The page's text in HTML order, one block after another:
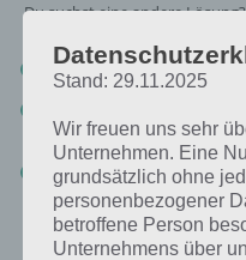
Du suchst eine andere Lösung?
Tägliches BONUS Rätsel:
18.8.2019, als Lösung
Zur Übersicht:4 Bilder 1
2020!
Stand: 29.11.2025
Wir freuen uns sehr
Unternehmen. Eine
grundsätzlich ohne
personenbezogener
betroffene Person
Unternehmens über